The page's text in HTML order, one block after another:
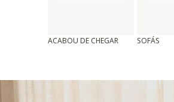
ACABOU DE CHEGAR SOFÁS